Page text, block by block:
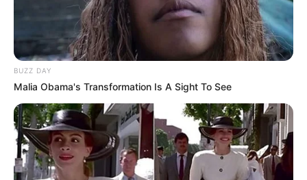
LIHAT ARTIKEL LAINNYA
BUZZ DAY
Malia Obama's Transformation Is A Sight To See